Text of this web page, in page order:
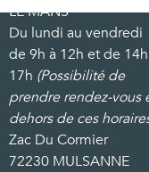
LE MANS
Du lundi au vendredi
de 9h à 12h et de
17h (Possibilité de
prendre rendez-vous
dehors de ces
Zac Du Cormier
72230 MULSANNE